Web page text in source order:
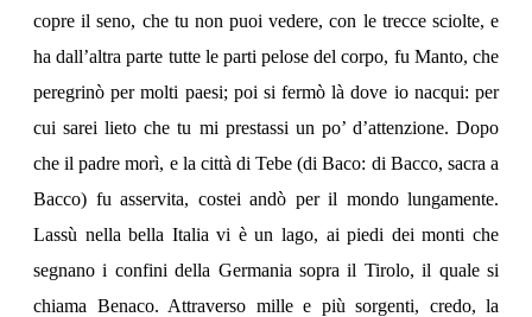
copre il seno, che tu non puoi vedere, con le trecce sciolte, e
ha dall’altra parte tutte le parti pelose del corpo, fu Manto, che
peregrinò per molti paesi; poi si fermò là dove io nacqui: per
cui sarei lieto che tu mi prestassi un po’ d’attenzione. Dopo
che il padre morì, e la città di Tebe (di Baco: di Bacco, sacra a
Bacco) fu asservita, costei andò per il mondo lungamente.
Lassù nella bella Italia vi è un lago, ai piedi dei monti che
segnano i confini della Germania sopra il Tirolo, il quale si
chiama Benaco. Attraverso mille e più sorgenti, credo, la